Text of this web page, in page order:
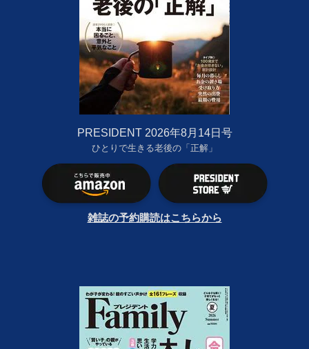
PRESIDENT 2026年8月14日号
ひとりで生きる老後の「正解」
雑誌の予約購読はこちらから